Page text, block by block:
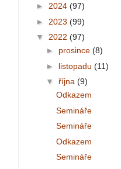
► 2024 (97)
► 2023 (99)
▼ 2022 (97)
► prosince (8)
► listopadu (11)
▼ října (9)
Odkazem
Semináře
Semináře
Odkazem
Semináře